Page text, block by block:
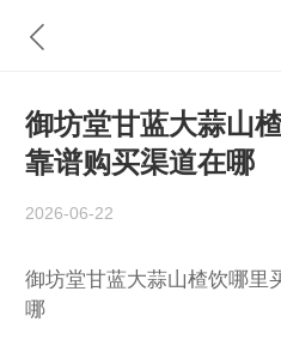
御坊堂甘蓝大蒜山
靠谱购买渠道在哪
2026-06-22
御坊堂甘蓝大蒜山楂饮哪里
哪